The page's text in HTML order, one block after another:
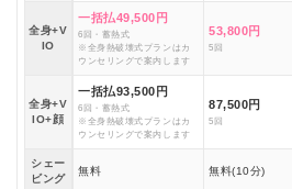
全身+V
IO
一括払49,500円
6回・蓄熱式
※全身熱破壊式プランはカ
ウンセリングで案内します
53,800円
5回
全身+V
IO+顔
一括払93,500円
6回・蓄熱式
※全身熱破壊式プランはカ
ウンセリングで案内します
87,500円
5回
シェー
ビング
無料 無料(10分)